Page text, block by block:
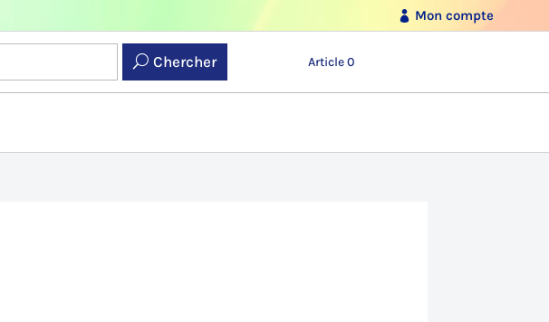
Mon compte
Chercher Article 0